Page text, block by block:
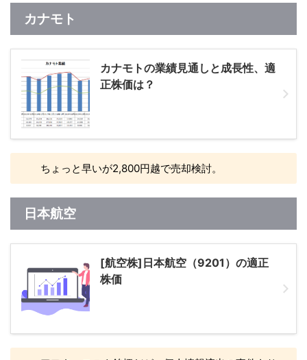
カナモト
カナモトの業績見通しと成長性、適
正株価は？
ちょっと早いが2,800円越で売却検討。
日本航空
[航空株]日本航空（9201）の適正
株価